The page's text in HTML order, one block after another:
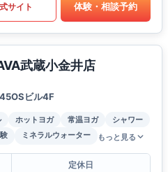
サイト 体験・相談予約
武蔵小金井店
ビル4F
ホットヨガ 常温ヨガ
シャワー
ミネラルウォーター もっと見る
定休日